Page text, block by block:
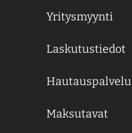
Yritysmyynti
Laskutustiedot
Hautauspalvelu
Maksutavat